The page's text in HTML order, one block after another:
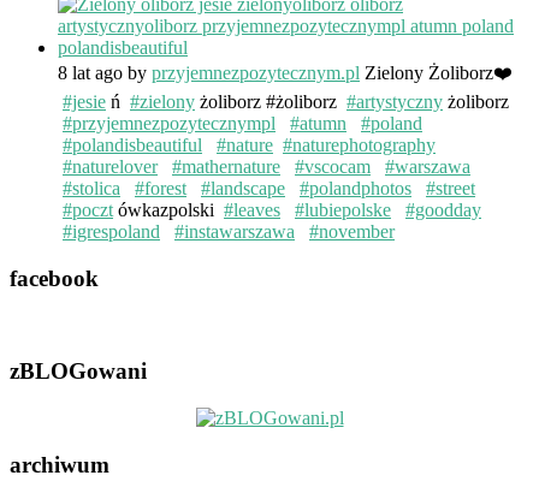
8 lat ago by przyjemnezpozytecznym.pl Zielony Żoliborz❤️
#jesie ń #zielony żoliborz #żoliborz #artystyczny żoliborz
#przyjemnezpozytecznympl
#atumn
#poland
#polandisbeautiful
#nature #naturephotography
#naturelover
#mathernature #vscocam
#warszawa
#stolica
#forest #landscape #polandphotos
#street
#poczt ówkazpolski #leaves #lubiepolske
#goodday
#igrespoland
#instawarszawa #november
facebook
zBLOGowani
archiwum